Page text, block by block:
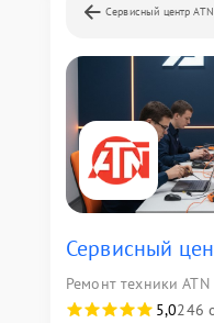
Сервисный центр ATN
Сервисный
Ремонт техники ATN
5,0246